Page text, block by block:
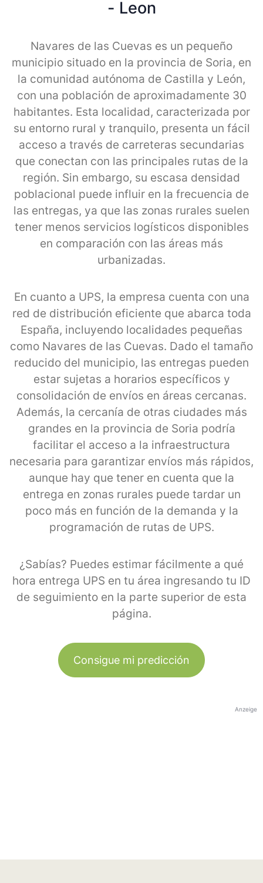
- Leon
Navares de las Cuevas es un pequeño
municipio situado en la provincia de Soria, en
la comunidad autónoma de Castilla y León,
con una población de aproximadamente 30
habitantes. Esta localidad, caracterizada por
su entorno rural y tranquilo, presenta un fácil
acceso a través de carreteras secundarias
que conectan con las principales rutas de la
región. Sin embargo, su escasa densidad
poblacional puede influir en la frecuencia de
las entregas, ya que las zonas rurales suelen
tener menos servicios logísticos disponibles
en comparación con las áreas más
urbanizadas.
En cuanto a UPS, la empresa cuenta con una
red de distribución eficiente que abarca toda
España, incluyendo localidades pequeñas
como Navares de las Cuevas. Dado el tamaño
reducido del municipio, las entregas pueden
estar sujetas a horarios específicos y
consolidación de envíos en áreas cercanas.
Además, la cercanía de otras ciudades más
grandes en la provincia de Soria podría
facilitar el acceso a la infraestructura
necesaria para garantizar envíos más rápidos,
aunque hay que tener en cuenta que la
entrega en zonas rurales puede tardar un
poco más en función de la demanda y la
programación de rutas de UPS.
¿Sabías? Puedes estimar fácilmente a qué
hora entrega UPS en tu área ingresando tu ID
de seguimiento en la parte superior de esta
página.
Consigue mi predicción
Anzeige